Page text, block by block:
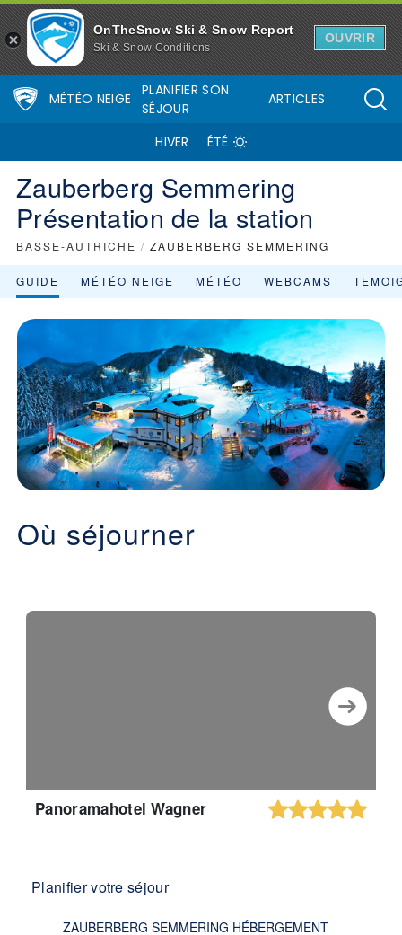
OnTheSnow Ski & Snow Report
Ski & Snow Conditions
OUVRIR
MÉTÉO NEIGE
PLANIFIER SON
SÉJOUR
ARTICLES
HIVER ÉTÉ
Zauberberg Semmering
Présentation de la station
BASSE-AUTRICHE / ZAUBERBERG SEMMERING
GUIDE MÉTÉO NEIGE MÉTÉO WEBCAMS
Où séjourner
Panoramahotel Wagner
Planifier votre séjour
ZAUBERBERG SEMMERING HÉBERGEMENT